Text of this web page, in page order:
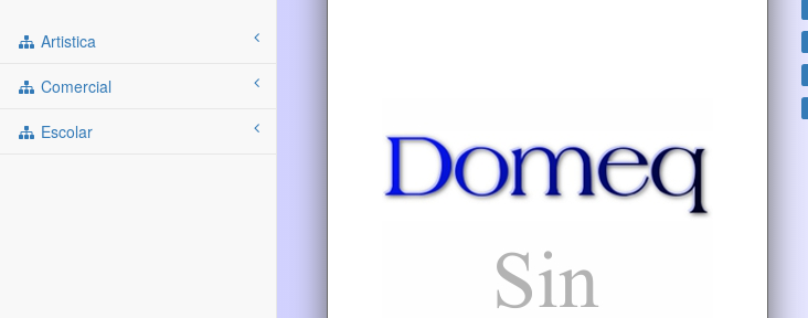
Artistica
Comercial
Escolar